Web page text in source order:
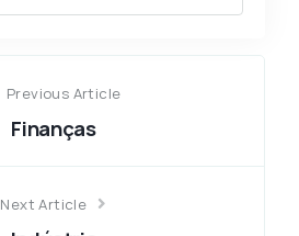
Previous Article
Finanças
Next Article